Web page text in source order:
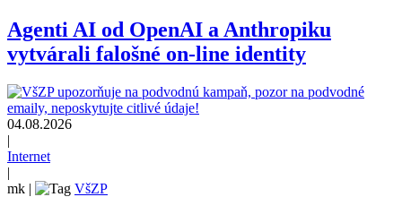
Agenti AI od OpenAI a Anthropiku
vytvárali falošné on-line identity
04.08.2026
|
Internet
|
mk | VšZP